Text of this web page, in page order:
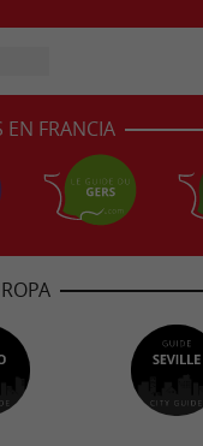
EN FRANCIA